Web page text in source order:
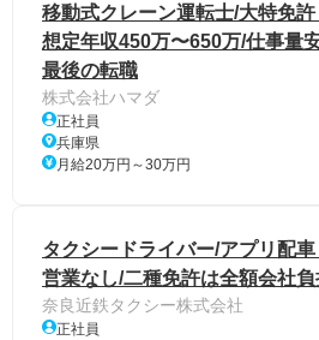
移動式クレーン運転士/大特免
想定年収450万〜650万/仕事量
最後の転職
株式会社ハマダ
正社員
兵庫県
月給20万円～30万円
タクシードライバー/アプリ配
営業なし/二種免許は全額会社
奈良近鉄タクシー株式会社
正社員